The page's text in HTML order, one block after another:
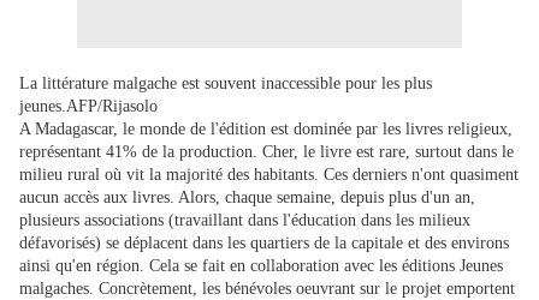
La littérature malgache est souvent inaccessible pour les plus
jeunes.AFP/Rijasolo
A Madagascar, le monde de l'édition est dominée par les livres religieux,
représentant 41% de la production. Cher, le livre est rare, surtout dans le
milieu rural où vit la majorité des habitants. Ces derniers n'ont quasiment
aucun accès aux livres. Alors, chaque semaine, depuis plus d'un an,
plusieurs associations (travaillant dans l'éducation dans les milieux
défavorisés) se déplacent dans les quartiers de la capitale et des environs
ainsi qu'en région. Cela se fait en collaboration avec les éditions Jeunes
malgaches. Concrètement, les bénévoles oeuvrant sur le projet emportent